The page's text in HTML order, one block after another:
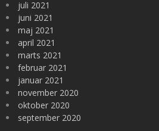
juli 2021
juni 2021
maj 2021
april 2021
marts 2021
februar 2021
januar 2021
november 2020
oktober 2020
september 2020